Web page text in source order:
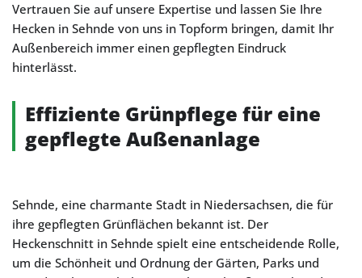
Vertrauen Sie auf unsere Expertise und lassen Sie Ihre
Hecken in Sehnde von uns in Topform bringen, damit Ihr
Außenbereich immer einen gepflegten Eindruck
hinterlässt.
Effiziente Grünpflege für eine
gepflegte Außenanlage
Sehnde, eine charmante Stadt in Niedersachsen, die für
ihre gepflegten Grünflächen bekannt ist. Der
Heckenschnitt in Sehnde spielt eine entscheidende Rolle,
um die Schönheit und Ordnung der Gärten, Parks und